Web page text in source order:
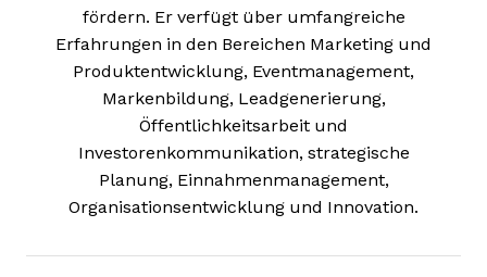
fördern. Er verfügt über umfangreiche
Erfahrungen in den Bereichen Marketing und
Produktentwicklung, Eventmanagement,
Markenbildung, Leadgenerierung,
Öffentlichkeitsarbeit und
Investorenkommunikation, strategische
Planung, Einnahmenmanagement,
Organisationsentwicklung und Innovation.